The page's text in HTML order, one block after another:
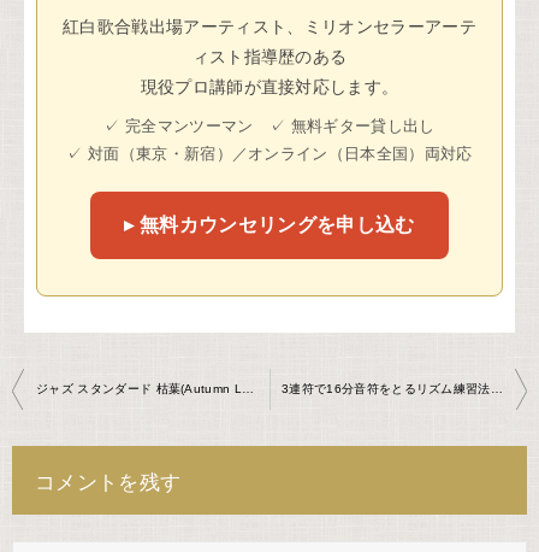
紅白歌合戦出場アーティスト、ミリオンセラーアーテ
ィスト指導歴のある
現役プロ講師が直接対応します。
✓ 完全マンツーマン ✓ 無料ギター貸し出し
✓ 対面（東京・新宿）／オンライン（日本全国）両対応
▸ 無料カウンセリングを申し込む
投
ジャズ スタンダード 枯葉(Autumn Leaves) ギターレッスン 3連符で16分音符をとるリズム練習法｜ギタリスト必須テクニックを現役プロが解説
コメントを残す